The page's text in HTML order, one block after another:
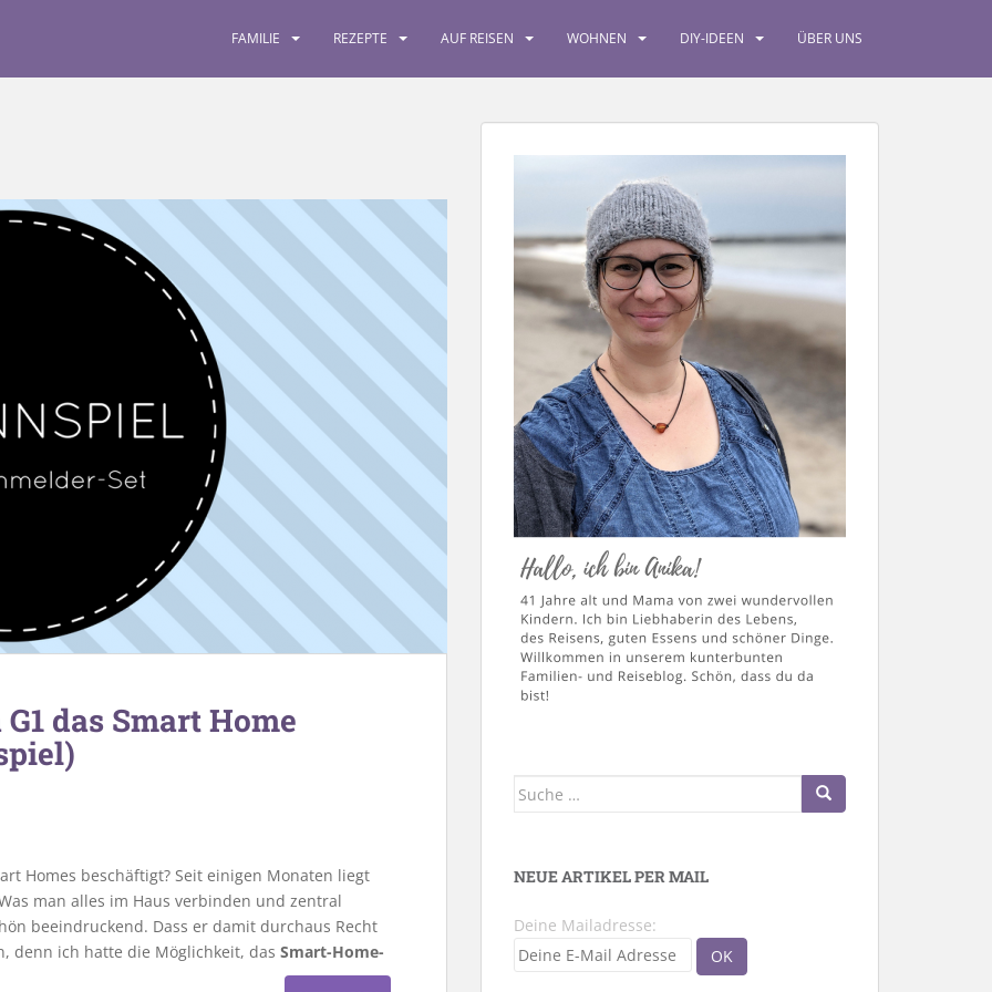
FAMILIE REZEPTE AUF REISEN WOHNEN DIY-IDEEN ÜBER UNS
das Smart Home
Homes beschäftigt? Seit einigen Monaten liegt
man alles im Haus verbinden und zentral
beeindruckend. Dass er damit durchaus Recht
denn ich hatte die Möglichkeit, das Smart-Home-
Suche
NEUE ARTIKEL PER MAIL
Deine Mailadresse: